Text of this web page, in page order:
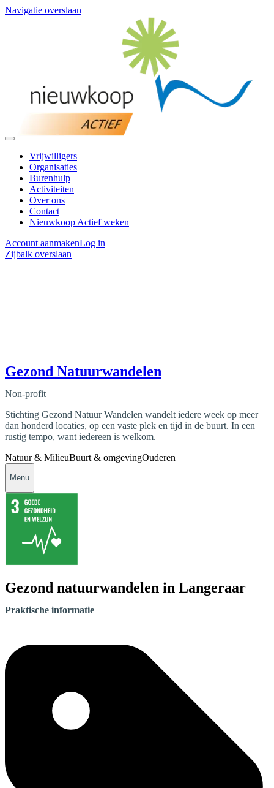
Navigatie overslaan
Vrijwilligers
Organisaties
Burenhulp
Activiteiten
Over ons
Contact
Nieuwkoop Actief weken
Account aanmakenLog in
Zijbalk overslaan
Gezond Natuurwandelen
Non-profit
Stichting Gezond Natuur Wandelen wandelt iedere week op meer
dan honderd locaties, op een vaste plek en tijd in de buurt. In een
rustig tempo, want iedereen is welkom.
Natuur & MilieuBuurt & omgevingOuderen
Menu
Gezond natuurwandelen in Langeraar
Praktische informatie